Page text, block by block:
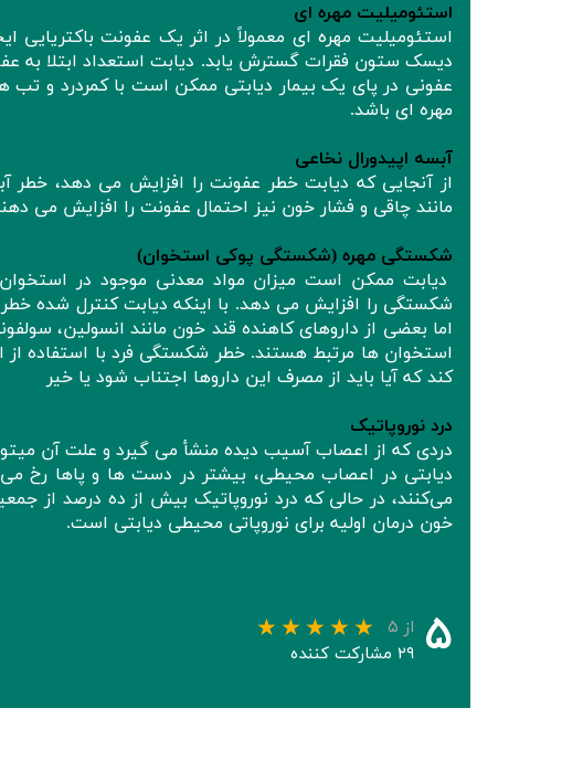
استئومیلیت مهره ای
استئومیلیت مهره ای معمولاً در اثر یک عفونت
دیسک ستون فقرات گسترش یابد. دیابت استعداد ابتلا به
عفونی در پای یک بیمار دیابتی ممکن است با کمردرد و
مهره ای باشد.
آبسه اپیدورال نخاعی
از آنجایی که دیابت خطر عفونت را افزایش می دهد، خطر
مانند چاقی و فشار خون نیز احتمال عفونت را افزایش می
شکستگی مهره (شکستگی پوکی استخوان)
دیابت ممکن است میزان مواد معدنی موجود در
شکستگی را افزایش می دهد. با اینکه دیابت کنترل شده
اما بعضی از داروهای کاهنده قند خون مانند انسولین،
استخوان ها مرتبط هستند. خطر شکستگی فرد با استفاده
کند که آیا باید از مصرف این داروها اجتناب شود یا خیر
درد نوروپاتیک
دردی که از اعصاب آسیب دیده منشأ می گیرد و علت آن
دیابتی در اعصاب محیطی، بیشتر در دست ها و پاها رخ می
می‌کنند، در حالی که درد نوروپاتیک بیش از ده درصد از
خون درمان اولیه برای نوروپاتی محیطی دیابتی است.
۵ از ۵
۲۹ مشارکت کننده